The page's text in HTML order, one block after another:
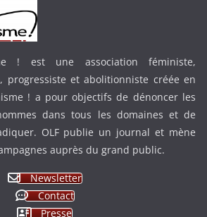
! est une association féministe,
progressiste et abolitionniste créée en
! a pour objectifs de dénoncer les
dans tous les domaines et de
OLF publie un journal et mène
auprès du grand public.
Newsletter
Contact
Presse